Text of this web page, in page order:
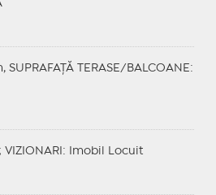
SUPRAFAȚĂ TERASE/BALCOANE:
VIZIONARI : Imobil Locuit